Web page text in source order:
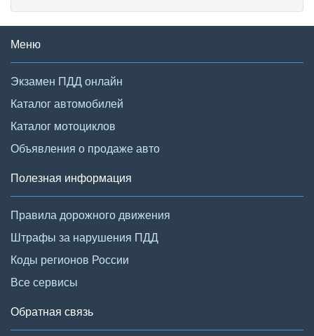
Меню
Экзамен ПДД онлайн
Каталог автомобилей
Каталог мотоциклов
Объявления о продаже авто
Полезная информация
Правила дорожного движения
Штрафы за нарушения ПДД
Коды регионов России
Все сервисы
Обратная связь